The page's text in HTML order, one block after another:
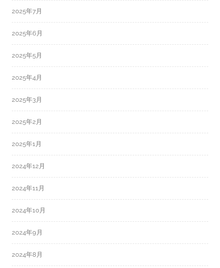
2025年7月
2025年6月
2025年5月
2025年4月
2025年3月
2025年2月
2025年1月
2024年12月
2024年11月
2024年10月
2024年9月
2024年8月